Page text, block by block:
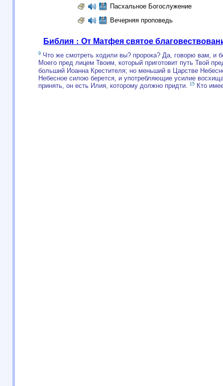
Пасхальное Богослужение
Вечерняя проповедь
Библия : От Матфея святое
9 Что же смотреть ходили вы? пророка? Да, говорю вам, и
Моего пред лицем Твоим, который приготовит путь Твой
больший Иоанна Крестителя; но меньший в Царстве
Небесное силою берется, и употребляющие усилие
принять, он есть Илия, которому должно придти. 15 Кто